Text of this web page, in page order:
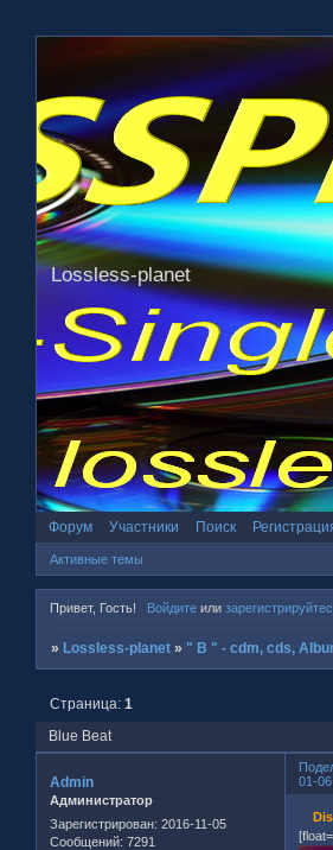
Lossless-planet
Форум Участники Поиск
Активные темы
Привет, Гость! Войдитеили
» Lossless-planet » " B " - cdm, cds,
Blue Beat
Страница:1
01-
Admin
Администратор
Зарегистрирован: 2016-11-05
Сообщений: 7291